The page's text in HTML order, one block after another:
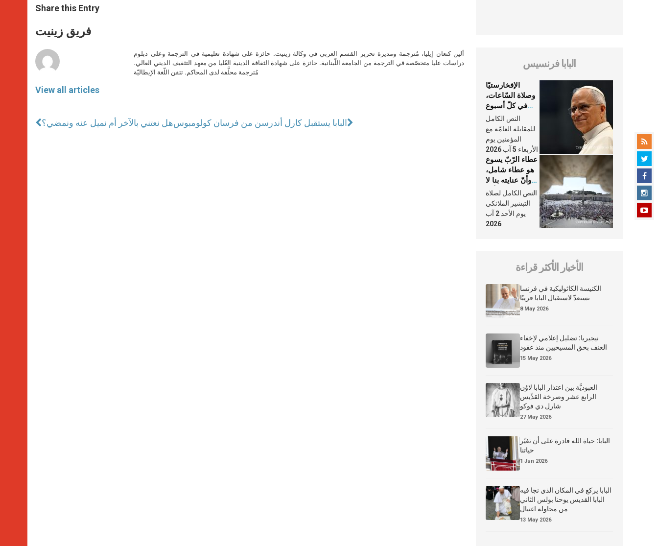
t
s
p
p
s
e
g
e
e
b
o
k
Share this Entry
فريق زينيت
View all articles
ألين كنعان إيليا، مُترجمة ومديرة تحرير القسم العربي في وكالة زينيت. حائزة على شهادة تعليمية في الترجمة وعلى دبلوم
دراسات عليا متخصّصة في الترجمة من الجامعة اللّبنانية. حائزة على شهادة الثقافة الدينية العُليا من معهد التثقيف الديني العالي.
مُترجمة محلَّفة لدى المحاكم. تتقن اللّغة الإيطاليّة
هل نعتني بالآخر أم نميل عنه ونمضي؟البابا يستقبل كارل أندرسن من فرسان كولومبوس
البابا فرنسيس
الإفخارستيّا
وصلاة السّاعات،
في كلّ أسبوع
وكلّ يوم، هما
النَّفَس في حياة
الكنيسة
النص الكامل
للمقابلة العامّة مع
المؤمنين يوم
الأربعاء 5 آب 2026
عطاء الرّبّ يسوع
هو عطاء شامل،
وأنّ عنايته بنا لا
تغيب عنّا أبدًا
النص الكامل لصلاة
التبشير الملائكي
يوم الأحد 2 آب
2026
الأخبار الأكثر قراءة
الكنيسة الكاثوليكية في فرنسا
تستعدّ لاستقبال البابا قريبًا
8 May 2026
نيجيريا: تضليل إعلامي لإخفاء
العنف بحق المسيحيين منذ عقود
15 May 2026
العبوديَّة بين اعتذار البابا لاوُن
الرابع عشر وصرخة القدِّيس
شارل دي فوكو
27 May 2026
البابا: حياة الله قادرة على أن تغيّر
حياتنا
1 Jun 2026
البابا يركع في المكان الذي نجا فيه
البابا القديس يوحنا بولس الثاني
من محاولة اغتيال
13 May 2026